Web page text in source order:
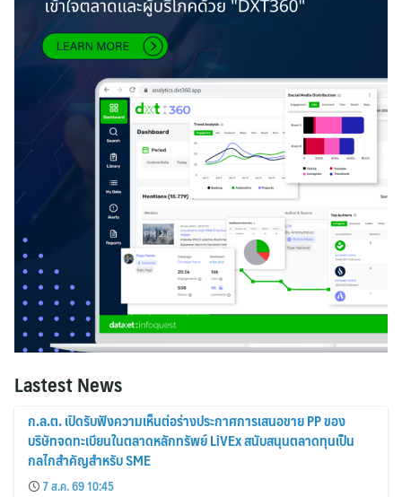
Lastest News
ก.ล.ต. เปิดรับฟังความเห็นต่อร่างประกาศการเสนอขาย PP ของ
บริษัทจดทะเบียนในตลาดหลักทรัพย์ LiVEx สนับสนุนตลาดทุนเป็น
กลไกสำคัญสำหรับ SME
7 ส.ค. 69 10:45